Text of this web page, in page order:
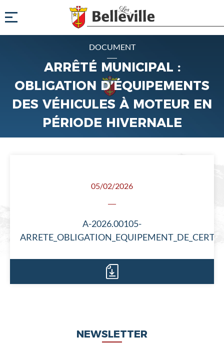
DOCUMENT
ARRÊTÉ MUNICIPAL :
OBLIGATION D’ÉQUIPEMENTS
DES VÉHICULES À MOTEUR EN
PÉRIODE HIVERNALE
05/02/2026
A-2026.00105-
NEWSLETTER